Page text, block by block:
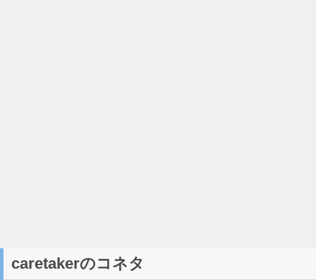
caretakerのコネタ